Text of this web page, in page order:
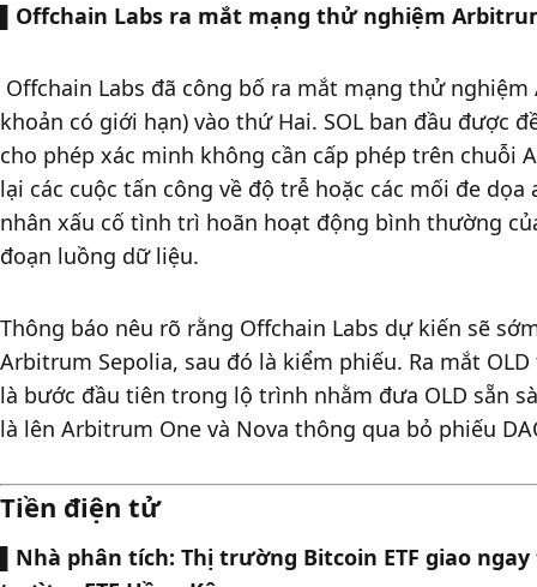
Offchain Labs ra mắt mạng thử nghiệm
khoản có giới hạn) vào thứ Hai. SOL ban đầu được
cho phép xác minh không cần cấp phép trên chuỗi
lại các cuộc tấn công về độ trễ hoặc các mối đe
nhân xấu cố tình trì hoãn hoạt động bình thường
đoạn luồng dữ liệu.
Thông báo nêu rõ rằng Offchain Labs dự kiến ​​sẽ
Arbitrum Sepolia, sau đó là kiểm phiếu. Ra mắt
là bước đầu tiên trong lộ trình nhằm đưa OLD sẵn
là lên Arbitrum One và Nova thông qua bỏ phiếu
Tiền điện tử
Nhà phân tích: Thị trường Bitcoin ETF giao